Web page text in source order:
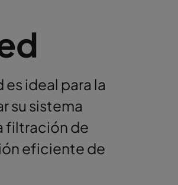
ideal para la
su sistema
filtración de
eficiente de